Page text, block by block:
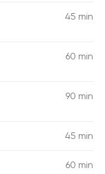
45 min
60 min
90 min
45 min
60 min